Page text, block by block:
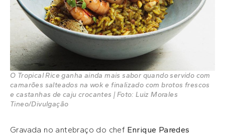
O Tropical Rice ganha ainda mais sabor quando servido com
camarões salteados na wok e finalizado com brotos frescos
e castanhas de caju crocantes | Foto: Luiz Morales
Tineo/Divulgação
Gravada no antebraço do chef Enrique Paredes